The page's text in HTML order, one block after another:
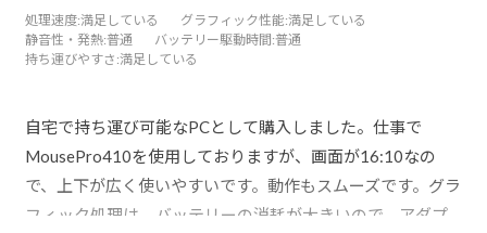
処理速度:満足している グラフィック性能:満足している
静音性・発熱:普通 バッテリー駆動時間 :普通
持ち運びやすさ :満足している
自宅で持ち運び可能なPCとして購入しました。仕事で
MousePro410を使用しておりますが、画面が16:10なの
で、上下が広く使いやすいです。動作もスムーズです。グラ
フィック処理は、バッテリーの消耗が大きいので、アダプ